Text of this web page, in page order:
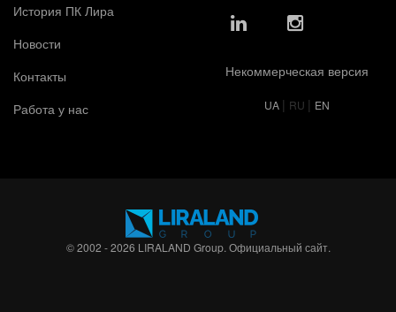
История ПК Лира
Новости
Контакты
Работа у нас
Некоммерческая версия
UA | RU | EN
© 2002 - 2026 LIRALAND Group. Официальный сайт.